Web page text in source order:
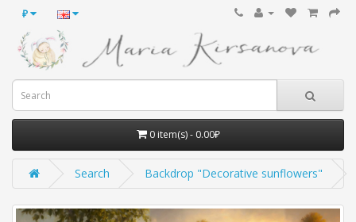
₽
0 item(s) - 0.00₽
Search Backdrop "Decorative sunflowers"